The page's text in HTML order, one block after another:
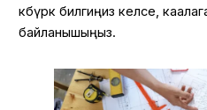
көбүрөөк билгиңиз келсе,
байланышыңыз.